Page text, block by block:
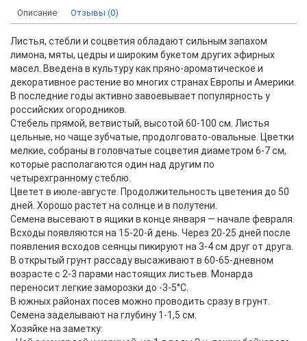
Описание Отзывы (0)
Листья, стебли и соцветия обладают сильным запахом
лимона, мяты, цедры и широким букетом других эфирных
масел. Введена в культуру как пряно-ароматическое и
декоративное растение во многих странах Европы и Америки.
В последние годы активно завоевывает популярность у
российских огородников.
Стебель прямой, ветвистый, высотой 60-100 см. Листья
цельные, но чаще зубчатые, продолговато-овальные. Цветки
мелкие, собраны в головчатые соцветия диаметром 6-7 см,
которые располагаются один над другим по
четырехгранному стеблю.
Цветет в июле-августе. Продолжительность цветения до 50
дней. Хорошо растет на солнце и в полутени.
Семена высевают в ящики в конце января — начале февраля.
Всходы появляются на 15-20-й день. Через 20-25 дней после
появления всходов сеянцы пикируют на 3-4 см друг от друга.
В открытый грунт рассаду высаживают в 60-65-дневном
возрасте с 2-3 парами настоящих листьев. Монарда
переносит легкие заморозки до -3-5°С.
В южных районах посев можно проводить сразу в грунт.
Семена заделывают на глубину 1-1,5 см.
Хозяйке на заметку: